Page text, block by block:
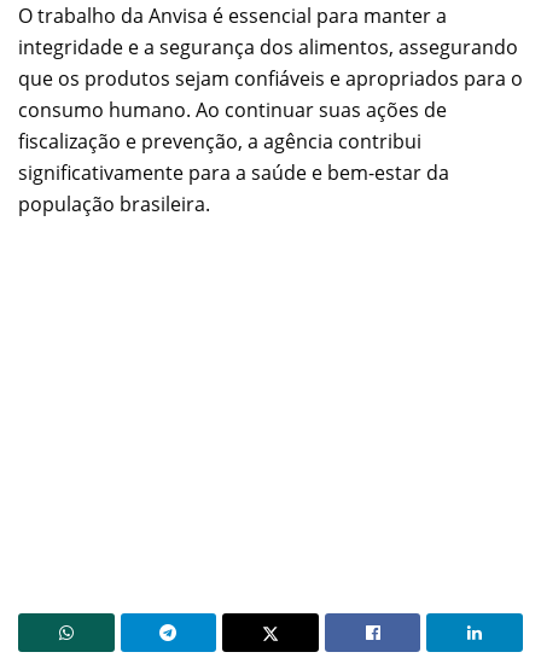
O trabalho da Anvisa é essencial para manter a
integridade e a segurança dos alimentos, assegurando
que os produtos sejam confiáveis e apropriados para o
consumo humano. Ao continuar suas ações de
fiscalização e prevenção, a agência contribui
significativamente para a saúde e bem-estar da
população brasileira.